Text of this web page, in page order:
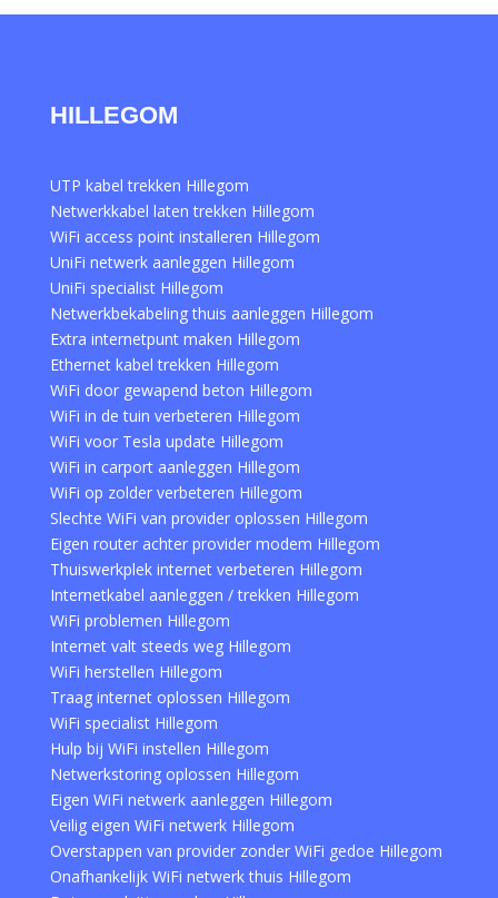
HILLEGOM
UTP kabel trekken Hillegom
Netwerkkabel laten trekken Hillegom
WiFi access point installeren Hillegom
UniFi netwerk aanleggen Hillegom
UniFi specialist Hillegom
Netwerkbekabeling thuis aanleggen Hillegom
Extra internetpunt maken Hillegom
Ethernet kabel trekken Hillegom
WiFi door gewapend beton Hillegom
WiFi in de tuin verbeteren Hillegom
WiFi voor Tesla update Hillegom
WiFi in carport aanleggen Hillegom
WiFi op zolder verbeteren Hillegom
Slechte WiFi van provider oplossen Hillegom
Eigen router achter provider modem Hillegom
Thuiswerkplek internet verbeteren Hillegom
Internetkabel aanleggen / trekken Hillegom
WiFi problemen Hillegom
Internet valt steeds weg Hillegom
WiFi herstellen Hillegom
Traag internet oplossen Hillegom
WiFi specialist Hillegom
Hulp bij WiFi instellen Hillegom
Netwerkstoring oplossen Hillegom
Eigen WiFi netwerk aanleggen Hillegom
Veilig eigen WiFi netwerk Hillegom
Overstappen van provider zonder WiFi gedoe Hillegom
Onafhankelijk WiFi netwerk thuis Hillegom